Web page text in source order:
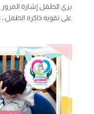
يري الطفل إشارة المرور
على تقوية ذاكرة الطفل